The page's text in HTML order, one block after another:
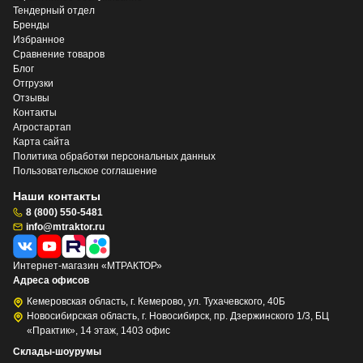
Тендерный отдел
Бренды
Избранное
Сравнение товаров
Блог
Отгрузки
Отзывы
Контакты
Агростартап
Карта сайта
Политика обработки персональных данных
Пользовательское соглашение
Наши контакты
8 (800) 550-5481
info@mtraktor.ru
Интернет-магазин «МТРАКТОР»
Адреса офисов
Кемеровская область, г. Кемерово, ул. Тухачевского, 40Б
Новосибирская область, г. Новосибирск, пр. Дзержинского 1/3, БЦ
«Практик», 14 этаж, 1403 офис
Склады-шоурумы